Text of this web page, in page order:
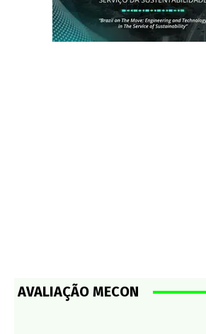
AVALIAÇÃO MECON